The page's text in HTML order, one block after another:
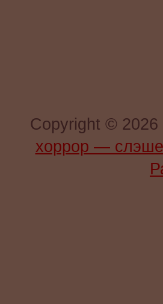
Copyright © 2026
хоррор —